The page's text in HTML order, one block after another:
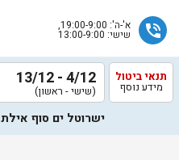
phone_in_talk א'-ה': 19:00-9:00,
שישי: 13:00-9:00
תנאי ביטול
מידע נוסף 4/12 - 13/12
(שישי - ראשון)
ישרוטל ים סוף אילת